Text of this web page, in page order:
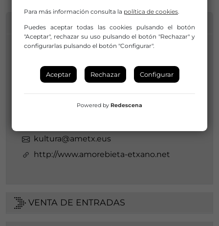
INFORMACIÓN DE CONTACTO
946 300 650 / 946 300 168
kultura@ametx.eus
kultura@ametx.eus
http://www.amorebieta-etxano.net
VENTA DE ENTRADAS
Para más información consulta la política de cookies.
Puedes aceptar todas las cookies pulsando el botón
"Aceptar", rechazar su uso pulsando el botón "Rechazar" y
configurarlas pulsando el botón "Configurar".
Aceptar Rechazar Configurar
Powered by Redescena